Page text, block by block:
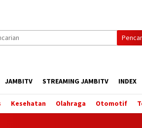
JAMBITV STREAMING JAMBITV INDEX
Kesehatan Olahraga Otomotif